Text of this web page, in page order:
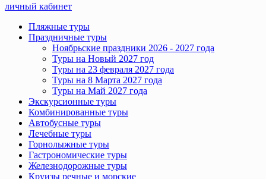
личный кабинет
Пляжные туры
Праздничные туры
Ноябрьские праздники 2026 - 2027 года
Туры на Новый 2027 год
Туры на 23 февраля 2027 года
Туры на 8 Марта 2027 года
Туры на Май 2027 года
Экскурсионные туры
Комбинированные туры
Автобусные туры
Лечебные туры
Горнолыжные туры
Гастрономические туры
Железнодорожные туры
Круизы речные и морские